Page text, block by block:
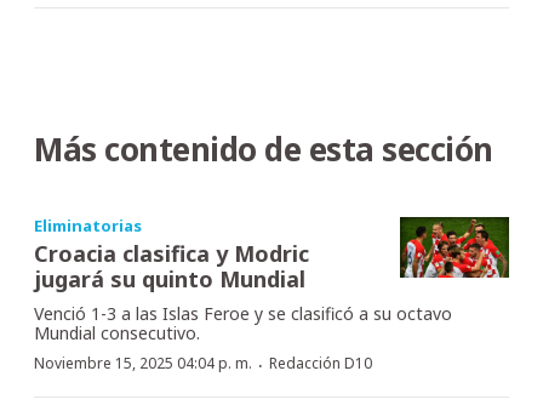
Más contenido de esta sección
Eliminatorias
Croacia clasifica y Modric
jugará su quinto Mundial
Venció 1-3 a las Islas Feroe y se clasificó a su octavo
Mundial consecutivo.
Noviembre 15, 2025 04:04 p. m. · Redacción D10